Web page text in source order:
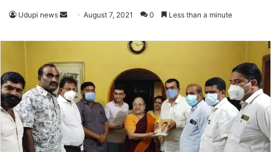
Udupi news
Send
email
August 7, 2021 0 Less than a minute